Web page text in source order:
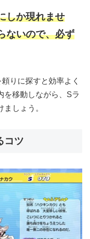
しか現れませ
ないので、必ず
りに探すと効率よく
を移動しながら、Sラ
しょう。
コツ